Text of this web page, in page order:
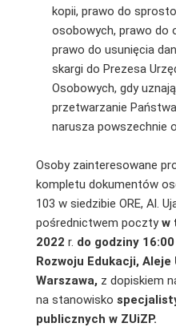
kopii, prawo do
osobowych, prawo do
prawo do usunięcia
skargi do Prezesa
Osobowych, gdy
przetwarzanie
narusza powszechnie
Osoby zainteresowane
kompletu dokumentów
103 w siedzibie ORE, Al.
pośrednictwem pocztyw
2022 r. do godziny 16:00
Rozwoju Edukacji,
Warszawa, z dopiskiem
na stanowisko
publicznych w ZUiZP.